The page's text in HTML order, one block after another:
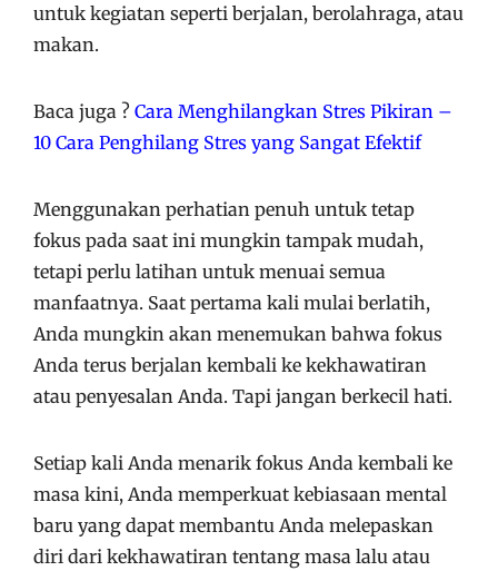
untuk kegiatan seperti berjalan, berolahraga, atau
makan.
Baca juga ? Cara Menghilangkan Stres Pikiran –
10 Cara Penghilang Stres yang Sangat Efektif
Menggunakan perhatian penuh untuk tetap
fokus pada saat ini mungkin tampak mudah,
tetapi perlu latihan untuk menuai semua
manfaatnya. Saat pertama kali mulai berlatih,
Anda mungkin akan menemukan bahwa fokus
Anda terus berjalan kembali ke kekhawatiran
atau penyesalan Anda. Tapi jangan berkecil hati.
Setiap kali Anda menarik fokus Anda kembali ke
masa kini, Anda memperkuat kebiasaan mental
baru yang dapat membantu Anda melepaskan
diri dari kekhawatiran tentang masa lalu atau